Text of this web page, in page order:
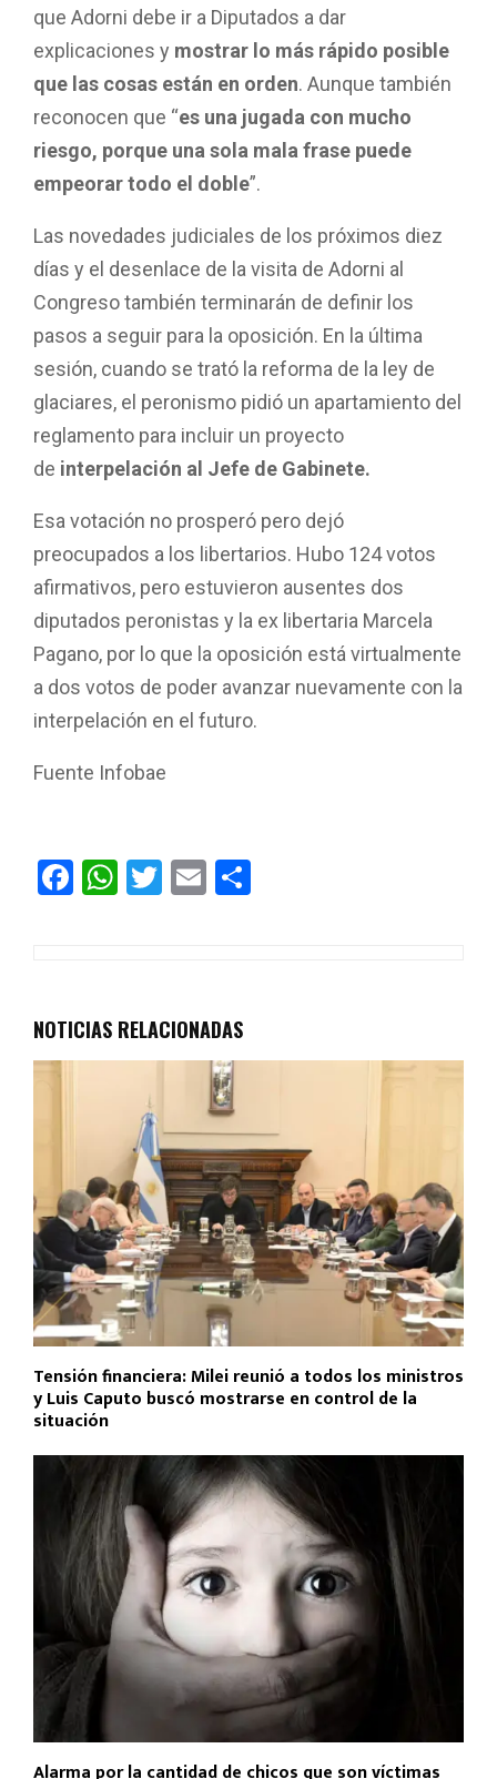
que Adorni debe ir a Diputados a dar
explicaciones y mostrar lo más rápido posible
que las cosas están en orden. Aunque también
reconocen que “es una jugada con mucho
riesgo, porque una sola mala frase puede
empeorar todo el doble”.
Las novedades judiciales de los próximos diez
días y el desenlace de la visita de Adorni al
Congreso también terminarán de definir los
pasos a seguir para la oposición. En la última
sesión, cuando se trató la reforma de la ley de
glaciares, el peronismo pidió un apartamiento del
reglamento para incluir un proyecto
de interpelación al Jefe de Gabinete.
Esa votación no prosperó pero dejó
preocupados a los libertarios. Hubo 124 votos
afirmativos, pero estuvieron ausentes dos
diputados peronistas y la ex libertaria Marcela
Pagano, por lo que la oposición está virtualmente
a dos votos de poder avanzar nuevamente con la
interpelación en el futuro.
Fuente Infobae
F
o
o
W
A
p
T
E
tir
NOTICIAS RELACIONADAS
Tensión financiera: Milei reunió a todos los ministros
y Luis Caputo buscó mostrarse en control de la
situación
Alarma por la cantidad de chicos que son víctimas